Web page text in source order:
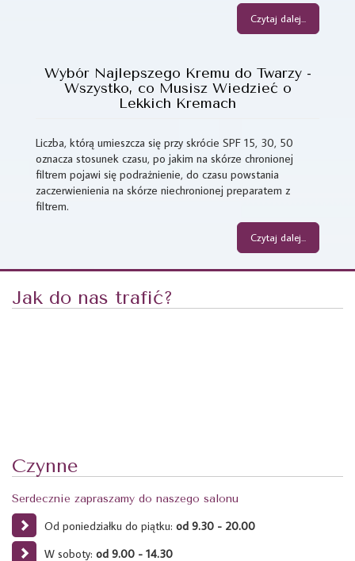
Czytaj dalej...
Wybór Najlepszego Kremu do Twarzy -
Wszystko, co Musisz Wiedzieć o
Lekkich Kremach
Liczba, którą umieszcza się przy skrócie SPF 15, 30, 50
oznacza stosunek czasu, po jakim na skórze chronionej
filtrem pojawi się podrażnienie, do czasu powstania
zaczerwienienia na skórze niechronionej preparatem z
filtrem.
Czytaj dalej...
Jak do nas trafić?
Czynne
Serdecznie zapraszamy do naszego salonu
Od poniedziałku do piątku: od 9.30 - 20.00
W soboty: od 9.00 - 14.30